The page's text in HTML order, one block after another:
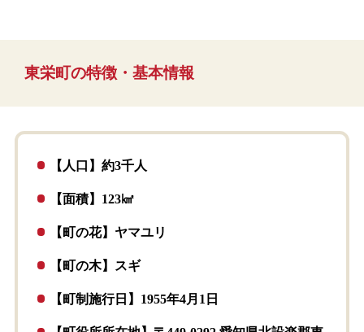
東栄町の特徴・基本情報
【人口】約3千人
【面積】123㎢
【町の花】ヤマユリ
【町の木】スギ
【町制施行日】1955年4月1日